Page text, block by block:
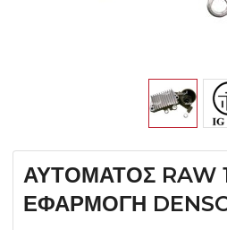
ΑΥΤΟΜΑΤΟΣ RAW
ΕΦΑΡΜΟΓΗ